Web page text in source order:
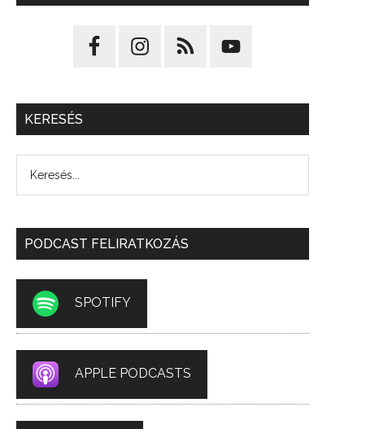
KERESÉS
PODCAST FELIRATKOZÁS
SPOTIFY
APPLE PODCASTS